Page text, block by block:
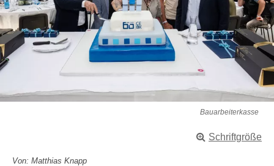
Bauarbeiterkasse
Schriftgröße
Von: Matthias Knapp